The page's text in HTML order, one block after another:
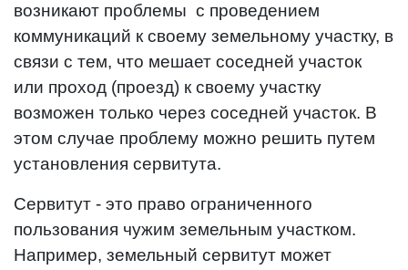
возникают проблемы с проведением
коммуникаций к своему земельному участку, в
связи с тем, что мешает соседней участок
или проход (проезд) к своему участку
возможен только через соседней участок. В
этом случае проблему можно решить путем
установления сервитута.
Сервитут - это право ограниченного
пользования чужим земельным участком.
Например, земельный сервитут может